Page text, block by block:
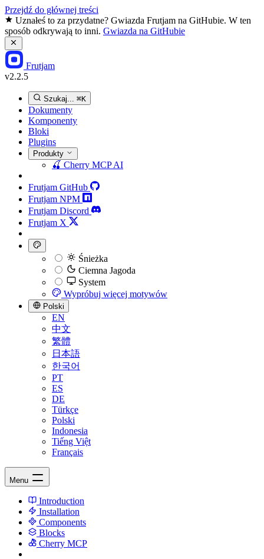
Przejdź do głównej treści
Uznałeś to za przydatne? Gwiazda Frutjam na GitHubie. W ten
sposób odkrywają to inni. Gwiazda na GitHubie
Frutjam
v2.2.5
Szukaj... ⌘K
Dokumenty
Komponenty
Bloki
Plugins
Produkty
🍒 Cherry MCPAI
Frutjam GitHub
Frutjam NPM
Frutjam Discord
Frutjam X
Śnieżka
Ciemna Jagoda
System
Wypróbuj więcej motywów
Polski
EN
中文
繁體
日本語
한국어
PT
ES
DE
Türkçe
Polski
Indonesia
Tiếng Việt
Français
Menu
Introduction
Installation
Components
Blocks
Cherry MCP